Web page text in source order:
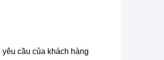
yêu cầu của khách hàng